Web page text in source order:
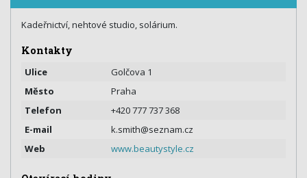
Kadeřnictví, nehtové studio, solárium.
Kontakty
Ulice
Golčova 1
Město
Praha
Telefon
+420 777 737 368
E-mail
k.smith@seznam.cz
Web
www.beautystyle.cz